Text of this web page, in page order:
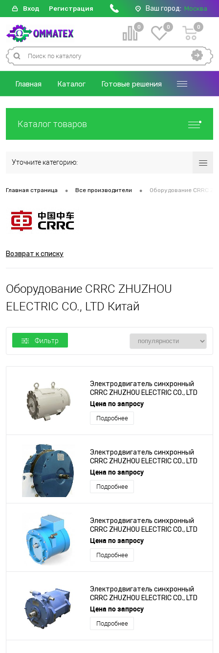
Вход Регистрация Ваш город: Москва
0 0 0
Главная Каталог Готовые решения
Каталог товаров
Уточните категорию:
Главная страница • Все производители • Оборудование CRRC
Возврат к списку
Оборудование CRRC ZHUZHOU
ELECTRIC CO., LTD Китай
Фильтр
Электродвигатель синхронный
CRRC ZHUZHOU ELECTRIC CO., LTD
серии TBYC1-37-8
Цена по запросу
Подробнее
Электродвигатель синхронный
CRRC ZHUZHOU ELECTRIC CO., LTD
серии TYP-210S1
Цена по запросу
Подробнее
Электродвигатель синхронный
CRRC ZHUZHOU ELECTRIC CO., LTD
серии YPS-35
Цена по запросу
Подробнее
Электродвигатель синхронный
CRRC ZHUZHOU ELECTRIC CO., LTD
серии TZ-245XS-10
Цена по запросу
Подробнее